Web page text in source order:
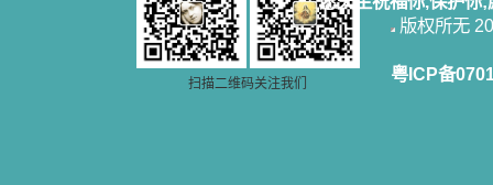
一点吸引力都没有了。 从这些书
籍里，我认识了许多爱主的人，他们
使我更亲近主，帮助我更深的认识
主，爱主。这些曾经生活在人间的圣
扫描二维码关注我们
版权所无
粤ICP备